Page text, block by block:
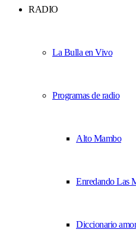
RADIO
La Bulla en Vivo
Programas de radio
Alto Mambo
Enredando Las
Diccionario